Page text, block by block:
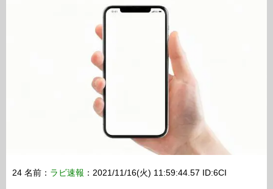
24 名前： ラビ速報 ：2021/11/16(火) 11:59:44.57 ID:6CI